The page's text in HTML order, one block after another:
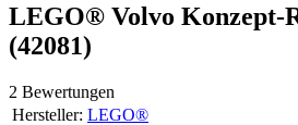
LEGO® Volvo Konzept-
(42081)
2 Bewertungen
Hersteller: LEGO®